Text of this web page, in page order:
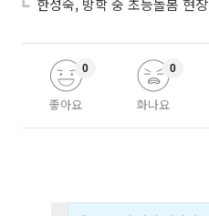
좋아요
0
화나요
0